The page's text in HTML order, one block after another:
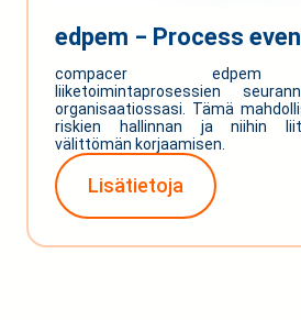
edpem ‒ Process
compacer edpem
liiketoimintaprosessien
organisaatiossasi. Tämä
riskien hallinnan ja niihin
välittömän korjaamisen.
Lisätietoja